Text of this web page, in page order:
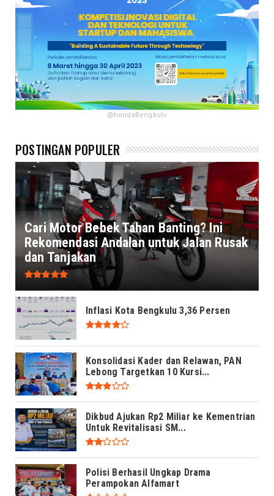
@hondaBengkulu
POSTINGAN POPULER
Cari Motor Bebek Tahan Banting? Ini
Rekomendasi Andalan untuk Jalan Rusak
dan Tanjakan
Inflasi Kota Bengkulu 3,36 Persen
Konsolidasi Kader dan Relawan, PAN
Lebong Targetkan 10 Kursi...
Dikbud Ajukan Rp2 Miliar ke Kementrian
Untuk Revitalisasi SM...
Polisi Berhasil Ungkap Drama
Perampokan Alfamart